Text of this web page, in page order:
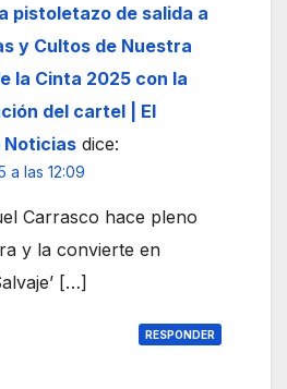
pistoletazo de salida a
y Cultos de Nuestra
la Cinta 2025 con la
del cartel | El
Noticias dice:
a las 12:09
Carrasco hace pleno
y la convierte en
[…]
RESPONDER